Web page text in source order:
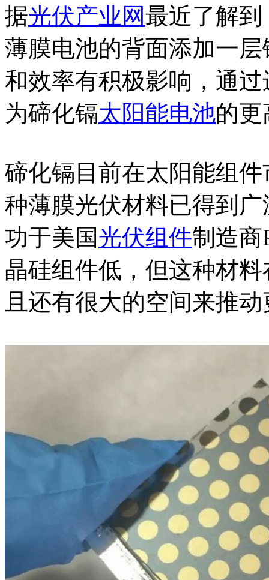
据光伏产业网最近了解
薄膜电池的背面添加一
和效率有积极影响，通
为碲化镉太阳能电池的
碲化镉目前在太阳能组
种薄膜光伏材料已得到
功于美国光伏组件制造商
晶硅组件低，但这种材
且还有很大的空间来推